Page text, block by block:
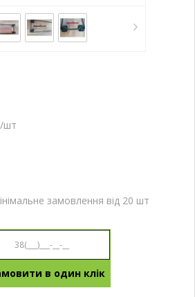
/шт
замовлення від 20 шт
в один клік